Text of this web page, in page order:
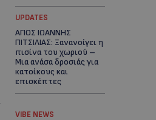
UPDATES
ΑΓΙΟΣ ΙΩΑΝΝΗΣ
ΠΙΤΣΙΛΙΑΣ: Ξανανοίγει η
πισίνα του χωριού –
Μια ανάσα δροσιάς για
κατοίκους και
επισκέπτες
VIBE NEWS